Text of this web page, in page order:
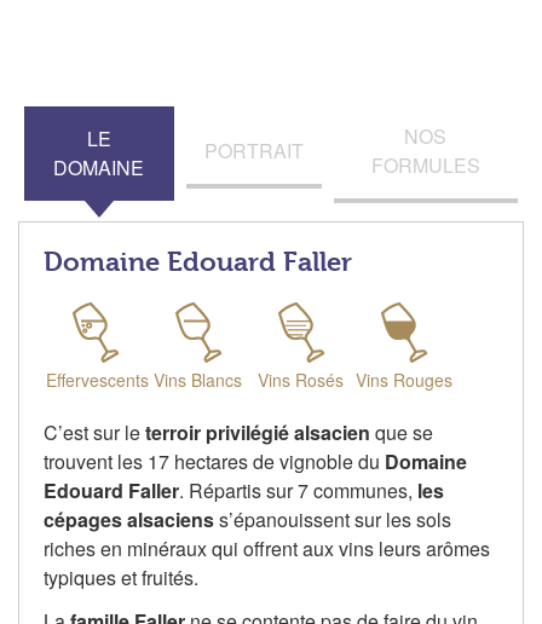
LE
DOMAINE
PORTRAIT
NOS
FORMULES
Domaine Edouard Faller
Effervescents Vins Blancs Vins Rosés Vins Rouges
C’est sur leterroir privilégié alsacien que se
trouvent les 17 hectares de vignoble du Domaine
Edouard Faller. Répartis sur 7 communes, les
cépages alsacienss’épanouissent sur les sols
riches en minéraux qui offrent aux vins leurs arômes
typiques et fruités.